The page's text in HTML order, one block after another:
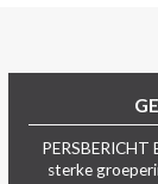
sterke